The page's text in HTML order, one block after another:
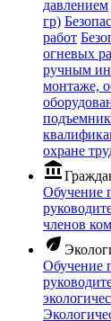
давлением
гр)
работ
огневых
ручным
монтаже,
охране
account_balance
Обучение
членов
eco
Обучение